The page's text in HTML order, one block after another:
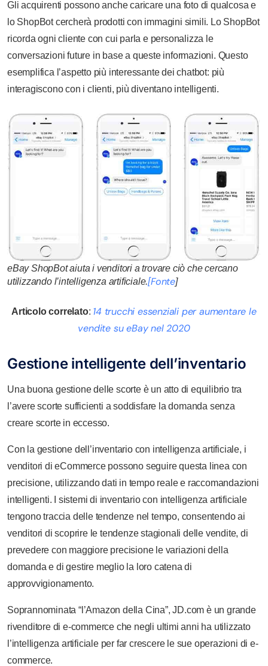
Gli acquirenti possono anche caricare una foto di qualcosa e
lo ShopBot cercherà prodotti con immagini simili. Lo ShopBot
ricorda ogni cliente con cui parla e personalizza le
conversazioni future in base a queste informazioni. Questo
esemplifica l’aspetto più interessante dei chatbot: più
interagiscono con i clienti, più diventano intelligenti.
eBay ShopBot aiuta i venditori a trovare ciò che cercano
utilizzando l’intelligenza artificiale.[Fonte]
Articolo correlato: 14 trucchi essenziali per aumentare le
vendite su eBay nel 2020
Gestione intelligente dell’inventario
Una buona gestione delle scorte è un atto di equilibrio tra
l’avere scorte sufficienti a soddisfare la domanda senza
creare scorte in eccesso.
Con la gestione dell’inventario con intelligenza artificiale, i
venditori di eCommerce possono seguire questa linea con
precisione, utilizzando dati in tempo reale e raccomandazioni
intelligenti. I sistemi di inventario con intelligenza artificiale
tengono traccia delle tendenze nel tempo, consentendo ai
venditori di scoprire le tendenze stagionali delle vendite, di
prevedere con maggiore precisione le variazioni della
domanda e di gestire meglio la loro catena di
approvvigionamento.
Soprannominata “l’Amazon della Cina”, JD.com è un grande
rivenditore di e-commerce che negli ultimi anni ha utilizzato
l’intelligenza artificiale per far crescere le sue operazioni di e-
commerce.